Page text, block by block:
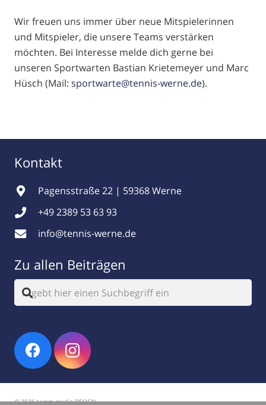
Wir freuen uns immer über neue Mitspielerinnen
und Mitspieler, die unsere Teams verstärken
möchten. Bei Interesse melde dich gerne bei
unseren Sportwarten Bastian Krietemeyer und Marc
Hüsch (Mail: sportwarte@tennis-werne.de).
Kontakt
Pagensstraße 22 | 59368 Werne
+49 2389 53 63 93
info@tennis-werne.de
Zu allen Beiträgen
© 2026 tamm.media DESIGN